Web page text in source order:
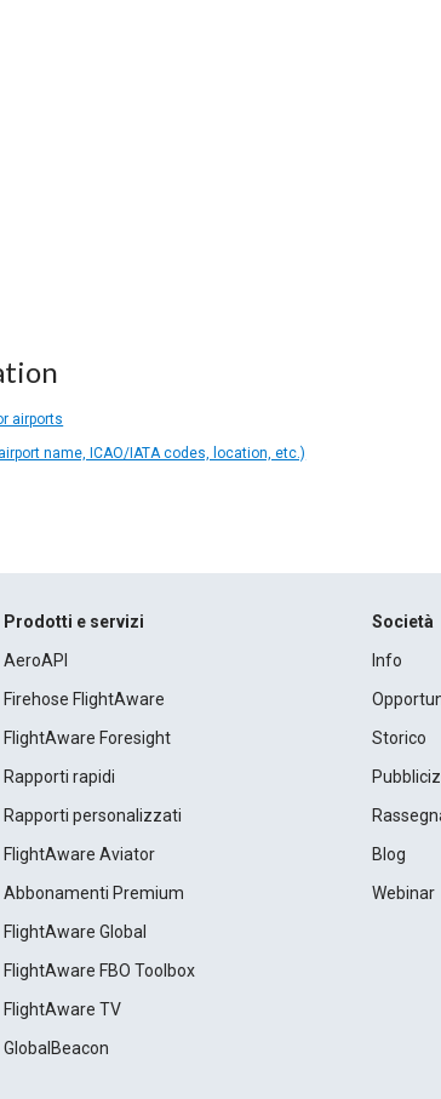
airports
name, ICAO/IATA codes, location, etc.)
Prodotti e servizi
AeroAPI
Firehose FlightAware
FlightAware Foresight
Rapporti rapidi
Rapporti personalizzati
FlightAware Aviator
Abbonamenti Premium
FlightAware Global
FlightAware FBO Toolbox
FlightAware TV
GlobalBeacon
Società
Info
Storico
Blog
Webinar